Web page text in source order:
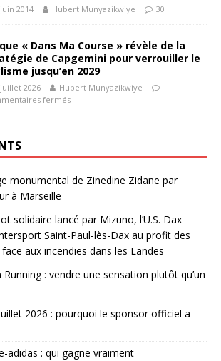
2014 Hubert Munyazikwiye 30
« Dans Ma Course » révèle de la
de Capgemini pour verrouiller le
jusqu’en 2029
2026
Hubert Munyazikwiye
fermés
monumental de Zinedine Zidane par
à Marseille
solidaire lancé par Mizuno, l’U.S. Dax
Saint-Paul-lès-Dax au profit des
aux incendies dans les Landes
Running : vendre une sensation plutôt qu’un
2026 : pourquoi le sponsor officiel a
adidas : qui gagne vraiment